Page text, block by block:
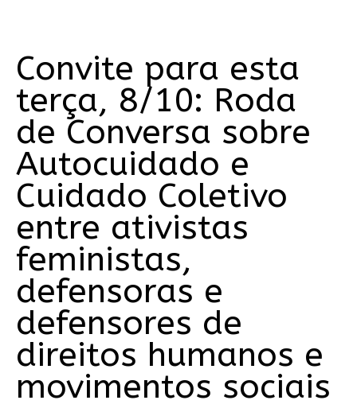
Convite para esta
terça, 8/10: Roda
de Conversa sobre
Autocuidado e
Cuidado Coletivo
entre ativistas
feministas,
defensoras e
defensores de
direitos humanos e
movimentos sociais